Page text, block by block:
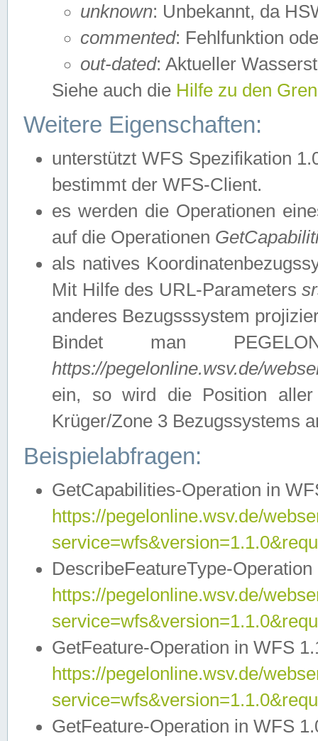
unknown: Unbekannt, da
commented: Fehlfunktion
out-dated: Aktueller
Siehe auch die Hilfe zu den
Weitere Eigenschaften:
unterstützt WFS Spezifikation
bestimmt der WFS-Client.
es werden die Operationen
auf die Operationen
als natives
Mit Hilfe des URL-Parameters
anderes Bezugsssystem
Bindet man
https://pegelonline.wsv.de/
ein, so wird die Position
Krüger/Zone 3 Bezugssystems
Beispielabfragen:
GetCapabilities-Operation in
https://pegelonline.wsv.de/
DescribeFeatureType-
https://pegelonline.wsv.de/
GetFeature-Operation in WFS
https://pegelonline.wsv.de/
GetFeature-Operation in WFS